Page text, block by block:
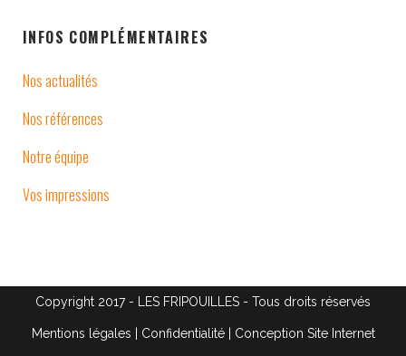
INFOS COMPLÉMENTAIRES
Nos actualités
Nos références
Notre équipe
Vos impressions
Copyright 2017 - LES FRIPOUILLES - Tous droits réservés
Mentions légales Confidentialité| Conception Site Internet